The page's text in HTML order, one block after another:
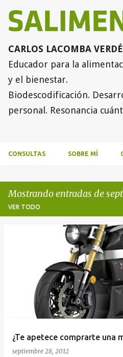
Ir al
CARLOS LACOMBA
Educador para la
y el bienestar.
Biodescodificación.
personal. Resonancia
CONSULTAS SOBRE MÍ
Mostrando entradas de
VER TODO
¿Te apetece comprarte una
septiembre 28, 2012